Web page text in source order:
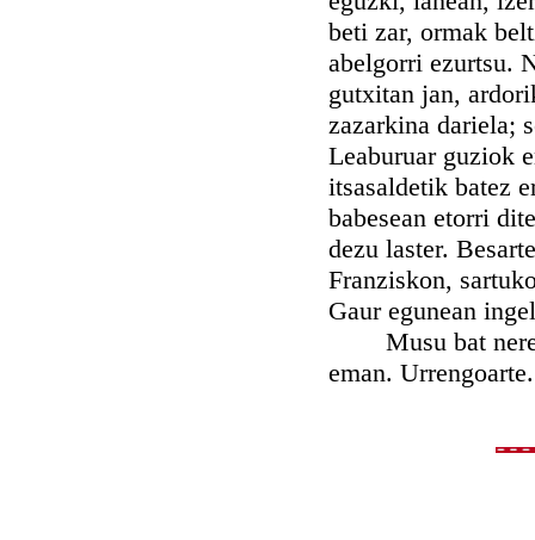
beti zar, ormak
abelgorri ezurtsu.
gutxitan jan,
zazarkina dariela;
Leaburuar guziok
itsasaldetik batez
babesean etorri
dezu laster.
Franziskon,
Gaur egunean
Musu bat nere
eman. Urrengoarte.